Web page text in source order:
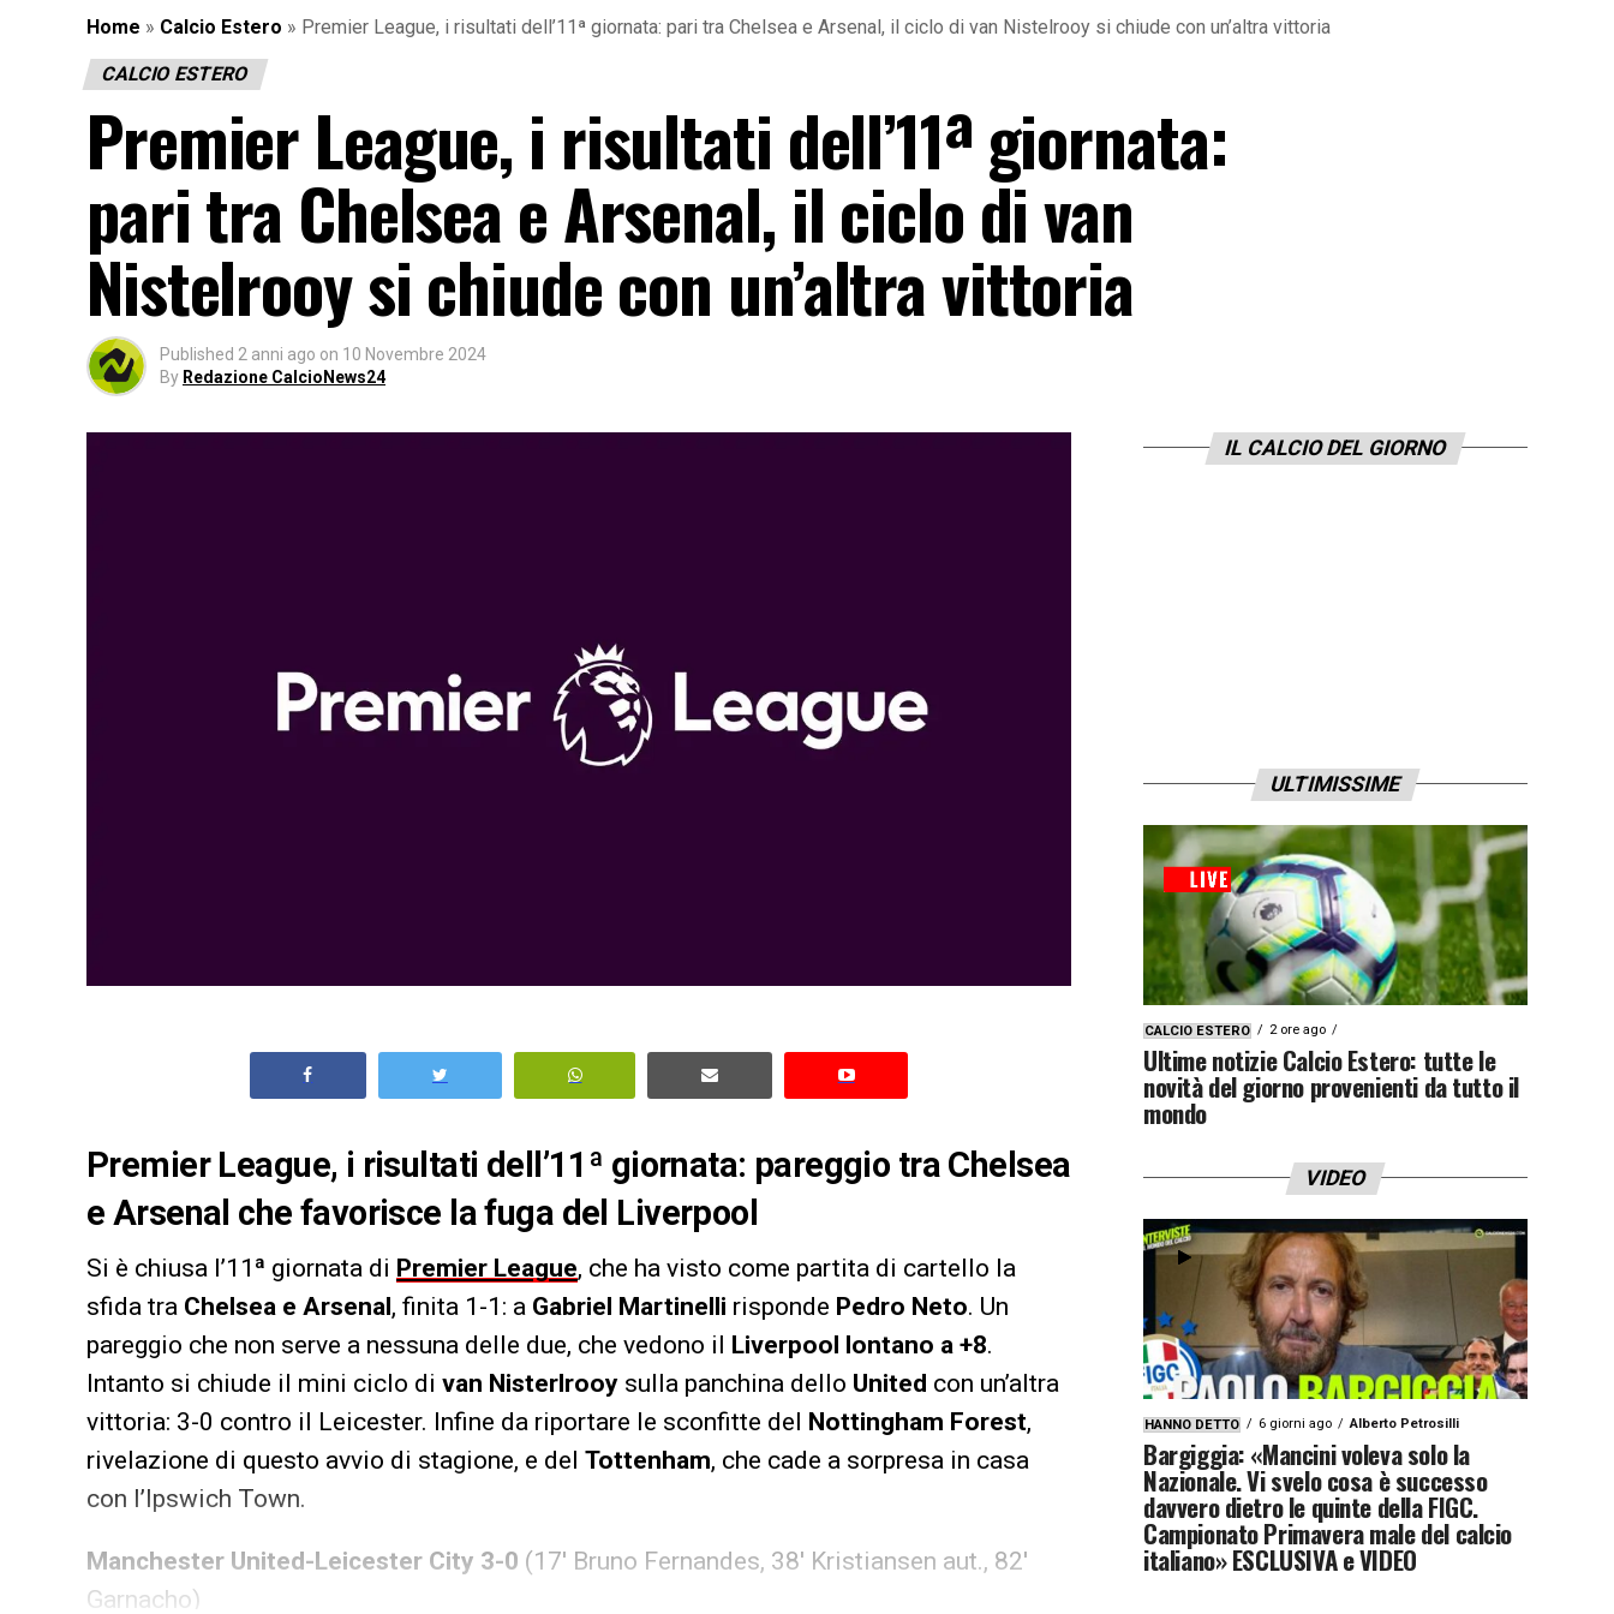
Home » Calcio Estero » Premier League, i risultati dell’11ª giornata: pari tra Chelsea e Arsenal, il ciclo di van Nistelrooy si chiude con un’altra vittoria
CALCIO ESTERO
Premier League, i risultati dell’11ª giornata:
pari tra Chelsea e Arsenal, il ciclo di van
Nistelrooy si chiude con un’altra vittoria
Published 2 anni ago on 10 Novembre 2024
By Redazione CalcioNews24
Premier League, i risultati dell’11ª giornata: pareggio tra Chelsea
e Arsenal che favorisce la fuga del Liverpool
Si è chiusa l’11ª giornata di Premier League, che ha visto come partita di cartello la
sfida tra Chelsea e Arsenal, finita 1-1: a Gabriel Martinelli risponde Pedro Neto. Un
pareggio che non serve a nessuna delle due, che vedono il Liverpool lontano a +8.
Intanto si chiude il mini ciclo di van Nisterlrooy sulla panchina dello United con un’altra
vittoria: 3-0 contro il Leicester. Infine da riportare le sconfitte del Nottingham Forest,
rivelazione di questo avvio di stagione, e del Tottenham, che cade a sorpresa in casa
con l’Ipswich Town.
Manchester United-Leicester City 3-0 (17′ Bruno Fernandes, 38′ Kristiansen aut., 82′
Garnacho)
IL CALCIO DEL GIORNO
ULTIMISSIME
CALCIO ESTERO 2 ore ago
Ultime notizie Calcio Estero: tutte le
novità del giorno provenienti da tutto il
mondo
VIDEO
HANNO DETTO 6 giorni ago Alberto Petrosilli
Bargiggia: «Mancini voleva solo la
Nazionale. Vi svelo cosa è successo
davvero dietro le quinte della FIGC.
Campionato Primavera male del calcio
italiano» ESCLUSIVA e VIDEO